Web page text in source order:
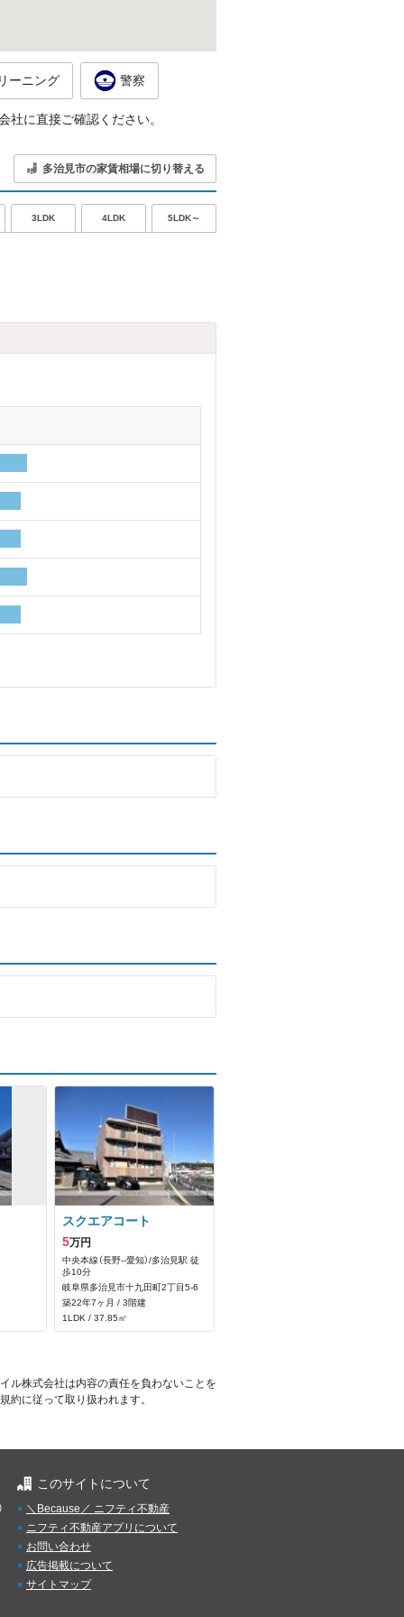
ーニング 警察
に直接ご確認ください。
多治見市の家賃相場に切り替える
3LDK 4LDK 5LDK～
スクエアコート
5万円
中央本線（長野--愛知）/多治見駅 徒
歩10分
岐阜県多治見市十九田町2丁目5‐6
築22年7ヶ月 / 3階建
1LDK / 37.85㎡
ル株式会社は内容の責任を負わないことを
約に従って取り扱われます。
このサイトについて
＼Because／ ニフティ不動産
ニフティ不動産アプリについて
お問い合わせ
広告掲載について
サイトマップ